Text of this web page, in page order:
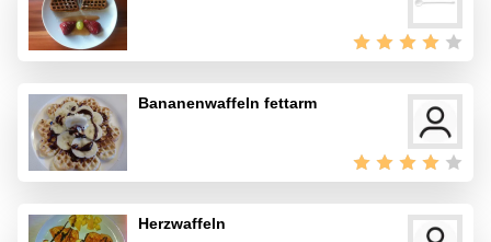
Bananenwaffeln fettarm
Herzwaffeln